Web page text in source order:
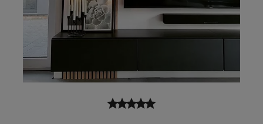
starstarstarstarstar